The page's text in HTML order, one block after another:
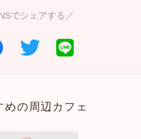
でシェアする／
めの周辺カフェ